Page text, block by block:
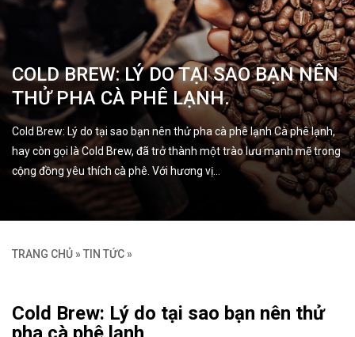
COLD BREW: LÝ DO TẠI SAO BẠN NÊN
THỬ PHA CÀ PHÊ LẠNH.
Cold Brew: Lý do tại sao bạn nên thử pha cà phê lạnh Cà phê lạnh,
hay còn gọi là Cold Brew, đã trở thành một trào lưu mạnh mẽ trong
cộng đồng yêu thích cà phê. Với hương vị…
TRANG CHỦ » TIN TỨC »
Cold Brew: Lý do tại sao bạn nên thử